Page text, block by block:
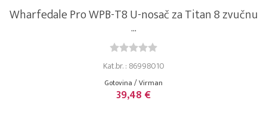
Wharfedale Pro WPB-T8 U-nosač za Titan 8 zvučnu
...
Kat.br. : 86998010
Gotovina / Virman
39,48 €